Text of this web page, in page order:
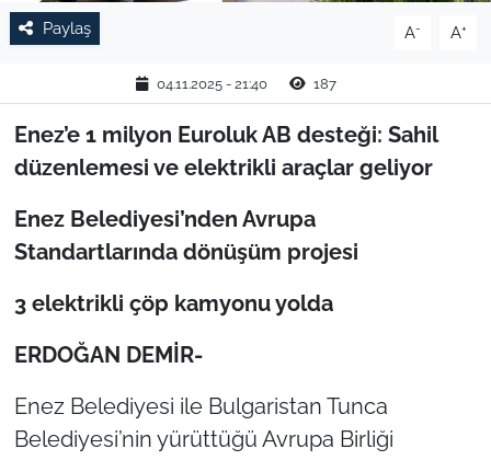
Paylaş A- A+
04.11.2025 - 21:40 187
Enez’e 1 milyon Euroluk AB desteği: Sahil
düzenlemesi ve elektrikli araçlar geliyor
Enez Belediyesi’nden Avrupa
Standartlarında dönüşüm projesi
3 elektrikli çöp kamyonu yolda
ERDOĞAN DEMİR-
Enez Belediyesi ile Bulgaristan Tunca
Belediyesi’nin yürüttüğü Avrupa Birliği
SPOR
EDİRNE
KIRKLARELİ
ÇANAKKALE
TÜRKİYE
Bölge